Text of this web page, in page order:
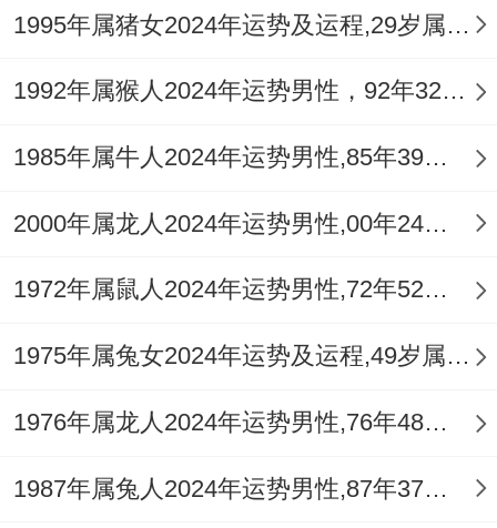
宝皆财】，增强正财能量。
4.需要避免的破财风险是什么？
「大耗」星隐现，意外支出增多，如医疗或
冬季「官符」星扰，注意税务或合同纠纷，
务必核对条款，理财中忌贪快钱，火旺之年
三、事业运程：职场发展与创业机遇
1.事业上会有哪些机遇？
「伤官」配印，创意灵感迸发，利于项目创
1995年属猪女2024年运势及运程,29岁属猪人2024全年每月运势女性如何
1992年属猴人2024年运势男性，92年32岁属猴男2024年每月运程怎么样
1985年属牛人2024年运势男性,85年39岁属牛男2024年每月运程怎么样
2000年属龙人2024年运势男性,00年24岁属龙男2024年每月运程怎么样
1972年属鼠人2024年运势男性,72年52岁属鼠男2024年每月运程怎么样
1975年属兔女2024年运势及运程,49岁属兔人2024全年每月运势女性如何
1976年属龙人2024年运势男性,76年48岁属龙男2024年每月运程怎么样
1987年属兔人2024年运势男性,87年37岁属兔男2024年每月运程怎么样